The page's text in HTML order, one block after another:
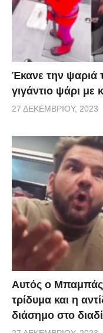
Έκανε την ψαριά
γιγάντιο ψάρι με
27 ΔΕΚΕΜΒΡΊΟΥ, 2023
Αυτός ο Μπαμπάς
τρίδυμα και η
διάσημο στο